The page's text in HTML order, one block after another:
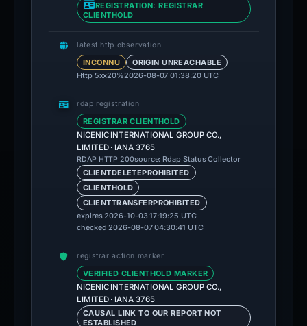
REGISTRATION: REGISTRAR
CLIENTHOLD
latest http observation
INCONNU
ORIGIN UNREACHABLE
Http 5xx20%2026-08-07 01:38:20 UTC
rdap registration
REGISTRAR CLIENTHOLD
NICENIC INTERNATIONAL GROUP CO.,
LIMITED · IANA 3765
RDAP HTTP 200source: Rdap Status Collector
CLIENTDELETEPROHIBITED
CLIENTHOLD
CLIENTTRANSFERPROHIBITED
expires 2026-10-03 17:19:25 UTC
checked 2026-08-07 04:30:41 UTC
registrar action marker
VERIFIED CLIENTHOLD MARKER
NICENIC INTERNATIONAL GROUP CO.,
LIMITED · IANA 3765
CAUSAL LINK TO OUR REPORT NOT
ESTABLISHED